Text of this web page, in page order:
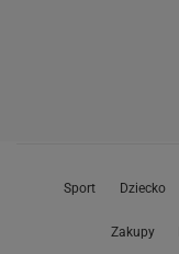
Sport Dziecko
Zakupy